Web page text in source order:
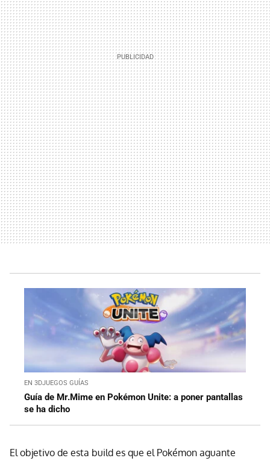
EN 3DJUEGOS GUÍAS
Guía de Mr.Mime en Pokémon Unite: a poner pantallas
se ha dicho
El objetivo de esta build es que el Pokémon aguante